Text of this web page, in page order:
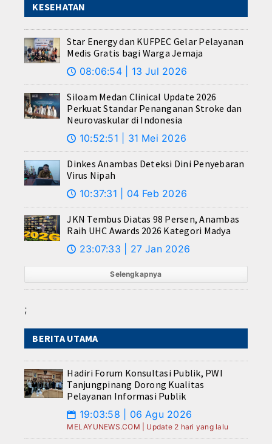
KESEHATAN
Star Energy dan KUFPEC Gelar Pelayanan
Medis Gratis bagi Warga Jemaja
🕔 08:06:54 | 13 Jul 2026
Siloam Medan Clinical Update 2026
Perkuat Standar Penanganan Stroke dan
Neurovaskular di Indonesia
🕔 10:52:51 | 31 Mei 2026
Dinkes Anambas Deteksi Dini Penyebaran
Virus Nipah
🕔 10:37:31 | 04 Feb 2026
JKN Tembus Diatas 98 Persen, Anambas
Raih UHC Awards 2026 Kategori Madya
🕔 23:07:33 | 27 Jan 2026
Selengkapnya
;
BERITA UTAMA
Hadiri Forum Konsultasi Publik, PWI
Tanjungpinang Dorong Kualitas
Pelayanan Informasi Publik
📅 19:03:58 | 06 Agu 2026
MELAYUNEWS.COM | Update 2 hari yang lalu